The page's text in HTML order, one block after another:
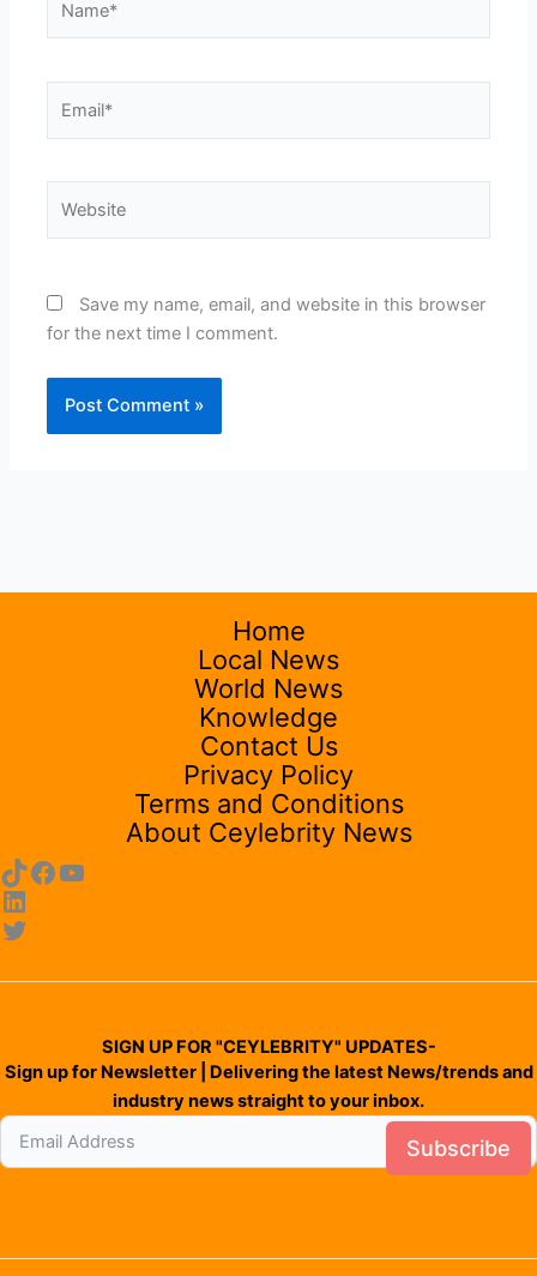
Save my name, email, and website in this browser
for the next time I comment.
Home
Local News
World News
Knowledge
Contact Us
Privacy Policy
Terms and Conditions
About Ceylebrity News
SIGN UP FOR "CEYLEBRITY" UPDATES-
Sign up for Newsletter | Delivering the latest News/trends and
industry news straight to your inbox.
Subscribe